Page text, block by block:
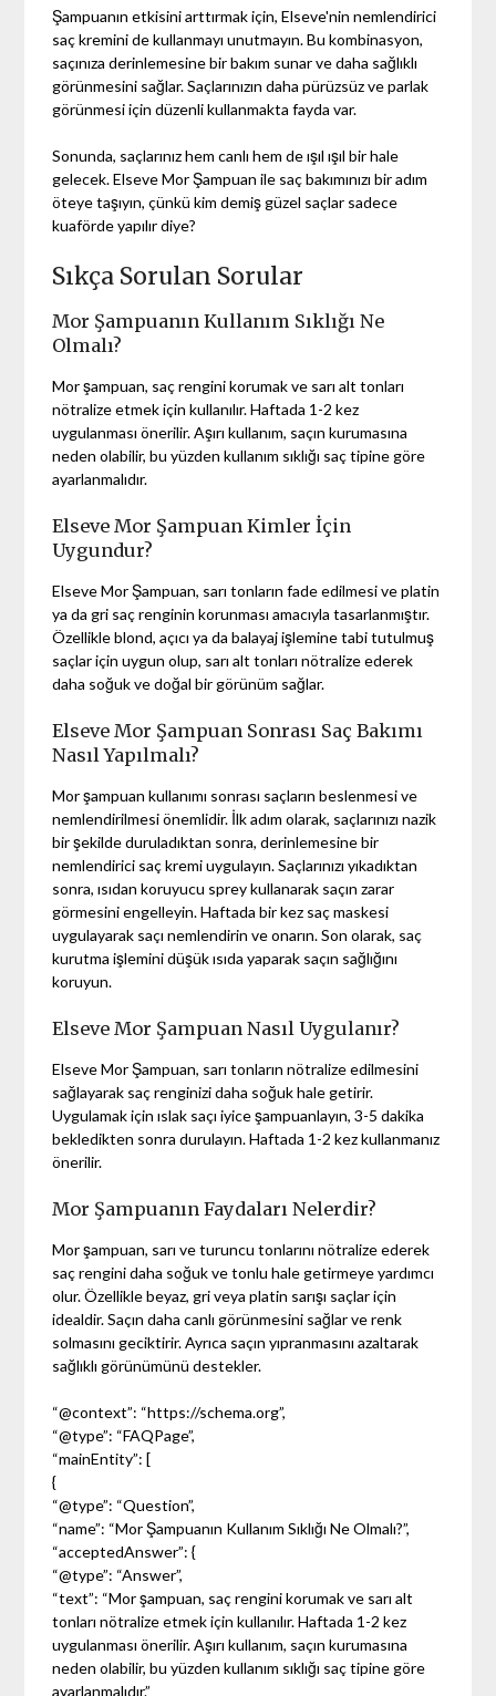
Şampuanın etkisini arttırmak için, Elseve'nin nemlendirici
saç kremini de kullanmayı unutmayın. Bu kombinasyon,
saçınıza derinlemesine bir bakım sunar ve daha sağlıklı
görünmesini sağlar. Saçlarınızın daha pürüzsüz ve parlak
görünmesi için düzenli kullanmakta fayda var.
Sonunda, saçlarınız hem canlı hem de ışıl ışıl bir hale
gelecek. Elseve Mor Şampuan ile saç bakımınızı bir adım
öteye taşıyın, çünkü kim demiş güzel saçlar sadece
kuaförde yapılır diye?
Sıkça Sorulan Sorular
Mor Şampuanın Kullanım Sıklığı Ne
Olmalı?
Mor şampuan, saç rengini korumak ve sarı alt tonları
nötralize etmek için kullanılır. Haftada 1-2 kez
uygulanması önerilir. Aşırı kullanım, saçın kurumasına
neden olabilir, bu yüzden kullanım sıklığı saç tipine göre
ayarlanmalıdır.
Elseve Mor Şampuan Kimler İçin
Uygundur?
Elseve Mor Şampuan, sarı tonların fade edilmesi ve platin
ya da gri saç renginin korunması amacıyla tasarlanmıştır.
Özellikle blond, açıcı ya da balayaj işlemine tabi tutulmuş
saçlar için uygun olup, sarı alt tonları nötralize ederek
daha soğuk ve doğal bir görünüm sağlar.
Elseve Mor Şampuan Sonrası Saç Bakımı
Nasıl Yapılmalı?
Mor şampuan kullanımı sonrası saçların beslenmesi ve
nemlendirilmesi önemlidir. İlk adım olarak, saçlarınızı nazik
bir şekilde duruladıktan sonra, derinlemesine bir
nemlendirici saç kremi uygulayın. Saçlarınızı yıkadıktan
sonra, ısıdan koruyucu sprey kullanarak saçın zarar
görmesini engelleyin. Haftada bir kez saç maskesi
uygulayarak saçı nemlendirin ve onarın. Son olarak, saç
kurutma işlemini düşük ısıda yaparak saçın sağlığını
koruyun.
Elseve Mor Şampuan Nasıl Uygulanır?
Elseve Mor Şampuan, sarı tonların nötralize edilmesini
sağlayarak saç renginizi daha soğuk hale getirir.
Uygulamak için ıslak saçı iyice şampuanlayın, 3-5 dakika
bekledikten sonra durulayın. Haftada 1-2 kez kullanmanız
önerilir.
Mor Şampuanın Faydaları Nelerdir?
Mor şampuan, sarı ve turuncu tonlarını nötralize ederek
saç rengini daha soğuk ve tonlu hale getirmeye yardımcı
olur. Özellikle beyaz, gri veya platin sarışı saçlar için
idealdir. Saçın daha canlı görünmesini sağlar ve renk
solmasını geciktirir. Ayrıca saçın yıpranmasını azaltarak
sağlıklı görünümünü destekler.
“@context”: “https://schema.org”,
“@type”: “FAQPage”,
“mainEntity”: [
{
“@type”: “Question”,
“name”: “Mor Şampuanın Kullanım Sıklığı Ne Olmalı?”,
“acceptedAnswer”: {
“@type”: “Answer”,
“text”: “Mor şampuan, saç rengini korumak ve sarı alt
tonları nötralize etmek için kullanılır. Haftada 1-2 kez
uygulanması önerilir. Aşırı kullanım, saçın kurumasına
neden olabilir, bu yüzden kullanım sıklığı saç tipine göre
ayarlanmalıdır.”